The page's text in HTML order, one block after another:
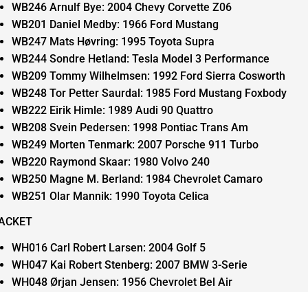
WB246 Arnulf Bye: 2004 Chevy Corvette Z06
WB201 Daniel Medby: 1966 Ford Mustang
WB247 Mats Høvring: 1995 Toyota Supra
WB244 Sondre Hetland: Tesla Model 3 Performance
WB209 Tommy Wilhelmsen: 1992 Ford Sierra Cosworth
WB248 Tor Petter Saurdal: 1985 Ford Mustang Foxbody
WB222 Eirik Himle: 1989 Audi 90 Quattro
WB208 Svein Pedersen: 1998 Pontiac Trans Am
WB249 Morten Tenmark: 2007 Porsche 911 Turbo
WB220 Raymond Skaar: 1980 Volvo 240
WB250 Magne M. Berland: 1984 Chevrolet Camaro
WB251 Olar Mannik: 1990 Toyota Celica
WH016 Carl Robert Larsen: 2004 Golf 5
WH047 Kai Robert Stenberg: 2007 BMW 3-Serie
WH048 Ørjan Jensen: 1956 Chevrolet Bel Air